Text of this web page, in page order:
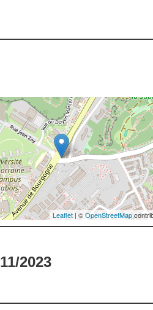
Leaflet | ©OpenStreetMap
2023